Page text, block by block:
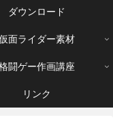
ダウンロード
面ライダー素材
闘ゲー作画講座
リンク